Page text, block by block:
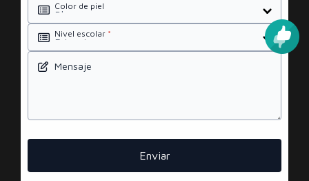
Color de piel
Nivel escolar *
Mensaje
Enviar